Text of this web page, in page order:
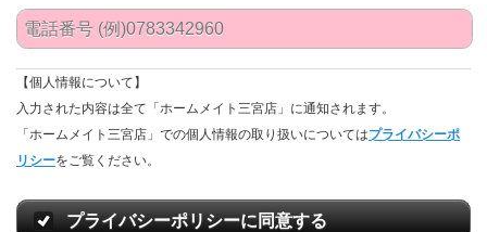
【個人情報について】
入力された内容は全て「ホームメイト三宮店」に通知されます。
「ホームメイト三宮店」での個人情報の取り扱いについてはプライバシーポ
リシーをご覧ください。
プライバシーポリシーに同意する